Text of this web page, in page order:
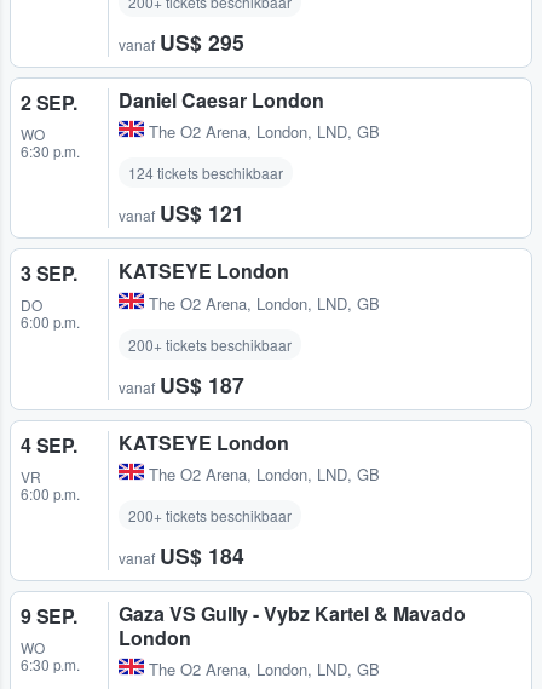
vanaf US$ 295
2 SEP.
WO
6:30 p.m.
Daniel Caesar London
The O2 Arena, London, LND, GB
124 tickets beschikbaar
vanaf US$ 121
3 SEP.
DO
6:00 p.m.
KATSEYE London
The O2 Arena, London, LND, GB
200+ tickets beschikbaar
vanaf US$ 187
4 SEP.
VR
6:00 p.m.
KATSEYE London
The O2 Arena, London, LND, GB
200+ tickets beschikbaar
vanaf US$ 184
9 SEP.
WO
6:30 p.m.
Gaza VS Gully - Vybz Kartel & Mavado
London
The O2 Arena, London, LND, GB